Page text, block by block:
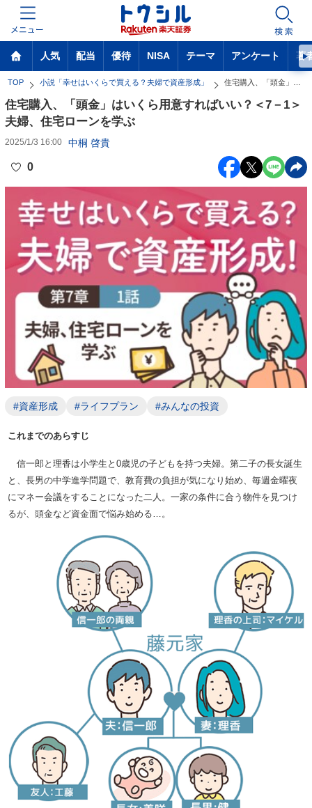
MENU 検索
人気 配当 優待 NISA テーマ アンケート 著
TOP 小説「幸せはいくらで買える？夫婦で資産形成」 住宅購入、「頭金」はいくら用意すればいい？＜7－1＞夫婦、住宅ローンを学ぶ
住宅購入、「頭金」はいくら用意すればいい？＜7－1＞
夫婦、住宅ローンを学ぶ
2025/1/3 16:00 中桐 啓貴
0
#資産形成 #ライフプラン #みんなの投資
これまでのあらすじ
信一郎と理香は小学生と0歳児の子どもを持つ夫婦。第二子の長女誕生
と、長男の中学進学問題で、教育費の負担が気になり始め、毎週金曜夜
にマネー会議をすることになった二人。一家の条件に合う物件を見つけ
るが、頭金など資金面で悩み始める…。